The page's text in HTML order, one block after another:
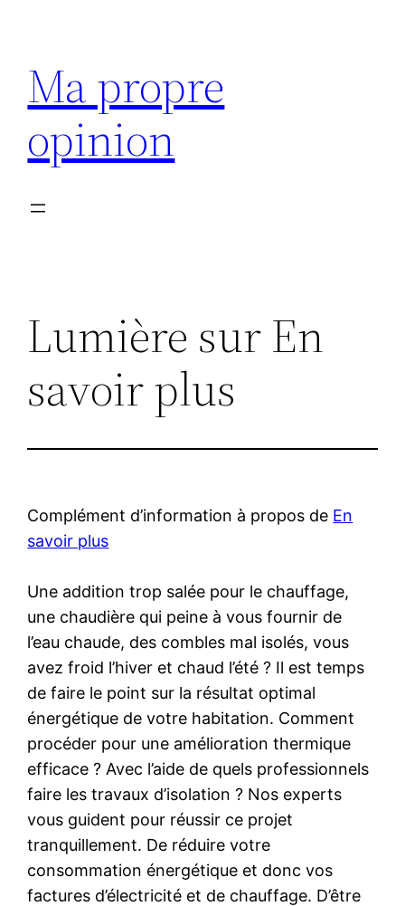
contenu
Ma propre
opinion
Lumière sur En
savoir plus
Complément d’information à propos de En
savoir plus
Une addition trop salée pour le chauffage,
une chaudière qui peine à vous fournir de
l’eau chaude, des combles mal isolés, vous
avez froid l’hiver et chaud l’été ? Il est temps
de faire le point sur la résultat optimal
énergétique de votre habitation. Comment
procéder pour une amélioration thermique
efficace ? Avec l’aide de quels professionnels
faire les travaux d’isolation ? Nos experts
vous guident pour réussir ce projet
tranquillement. De réduire votre
consommation énergétique et donc vos
factures d’électricité et de chauffage. D’être